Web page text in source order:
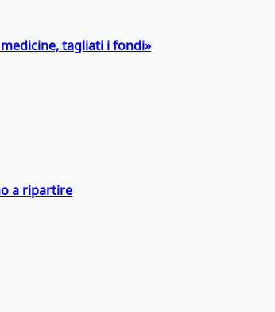
tagliati i fondi»
a ripartire